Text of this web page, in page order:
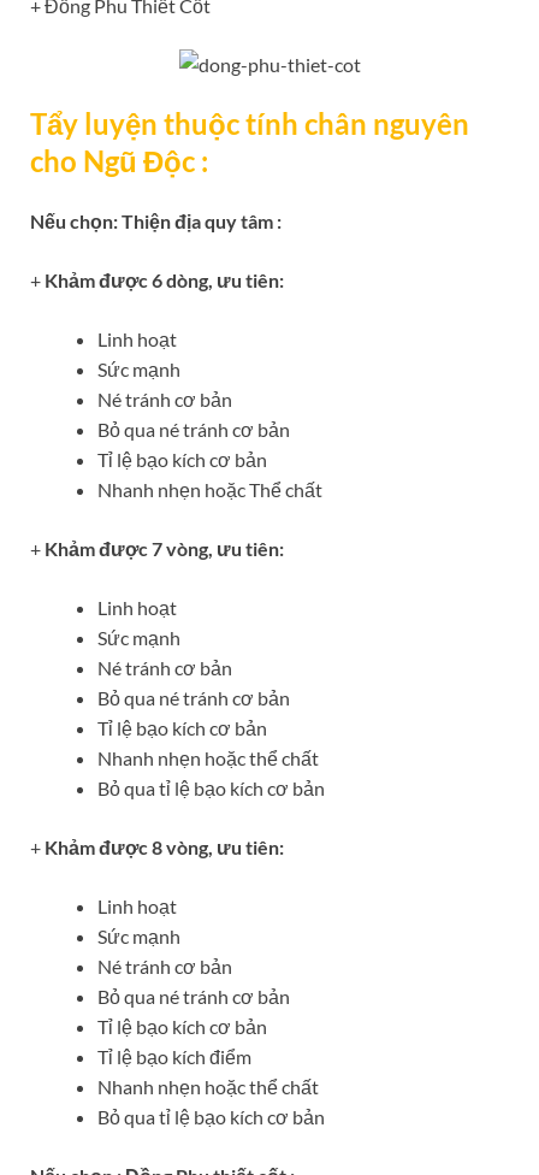
+ Đồng Phu Thiết Cốt
Tẩy luyện thuộc tính chân nguyên
cho Ngũ Độc :
Nếu chọn: Thiện địa quy tâm :
+ Khảm được 6 dòng, ưu tiên:
Linh hoạt
Sức mạnh
Né tránh cơ bản
Bỏ qua né tránh cơ bản
Tỉ lệ bạo kích cơ bản
Nhanh nhẹn hoặc Thể chất
+ Khảm được 7 vòng, ưu tiên:
Linh hoạt
Sức mạnh
Né tránh cơ bản
Bỏ qua né tránh cơ bản
Tỉ lệ bạo kích cơ bản
Nhanh nhẹn hoặc thể chất
Bỏ qua tỉ lệ bạo kích cơ bản
+ Khảm được 8 vòng, ưu tiên:
Linh hoạt
Sức mạnh
Né tránh cơ bản
Bỏ qua né tránh cơ bản
Tỉ lệ bạo kích cơ bản
Tỉ lệ bạo kích điểm
Nhanh nhẹn hoặc thể chất
Bỏ qua tỉ lệ bạo kích cơ bản